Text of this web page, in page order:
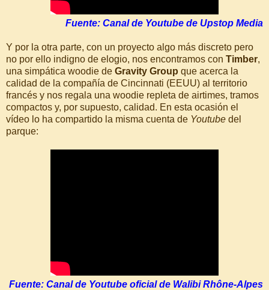
Fuente: Canal de Youtube de Upstop Media
Y por la otra parte, con un proyecto algo más discreto pero
no por ello indigno de elogio, nos encontramos con Timber,
una simpática woodie de Gravity Group que acerca la
calidad de la compañía de Cincinnati (EEUU) al territorio
francés y nos regala una woodie repleta de airtimes, tramos
compactos y, por supuesto, calidad. En esta ocasión el
vídeo lo ha compartido la misma cuenta de Youtube del
parque:
Fuente: Canal de Youtube oficial de Walibi Rhône-Alpes